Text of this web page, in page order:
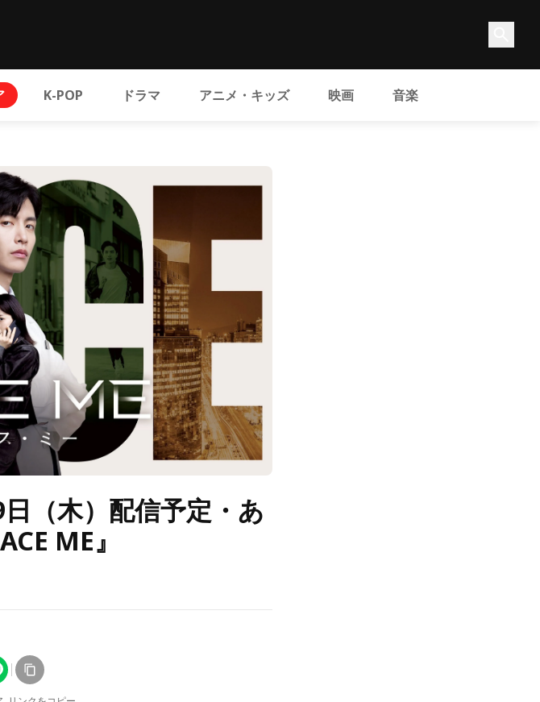
K-POP ドラマ アニメ・キッズ 映画 音楽
日（木）配信予定・あ
ME』